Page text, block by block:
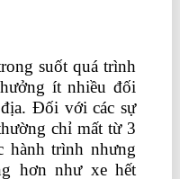
suốt quá trình
ít nhiều đối
Đối với các sự
chỉ mất từ 3
hành trình nhưng
hơn như xe hết